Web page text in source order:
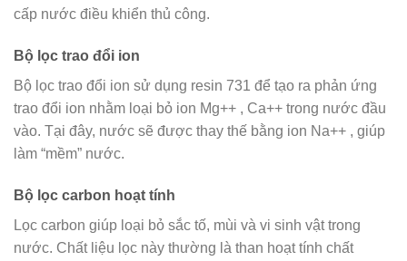
cấp nước điều khiển thủ công.
Bộ lọc trao đổi ion
Bộ lọc trao đổi ion sử dụng resin 731 để tạo ra phản ứng
trao đổi ion nhằm loại bỏ ion Mg++ , Ca++ trong nước đầu
vào. Tại đây, nước sẽ được thay thế bằng ion Na++ , giúp
làm “mềm” nước.
Bộ lọc carbon hoạt tính
Lọc carbon giúp loại bỏ sắc tố, mùi và vi sinh vật trong
nước. Chất liệu lọc này thường là than hoạt tính chất